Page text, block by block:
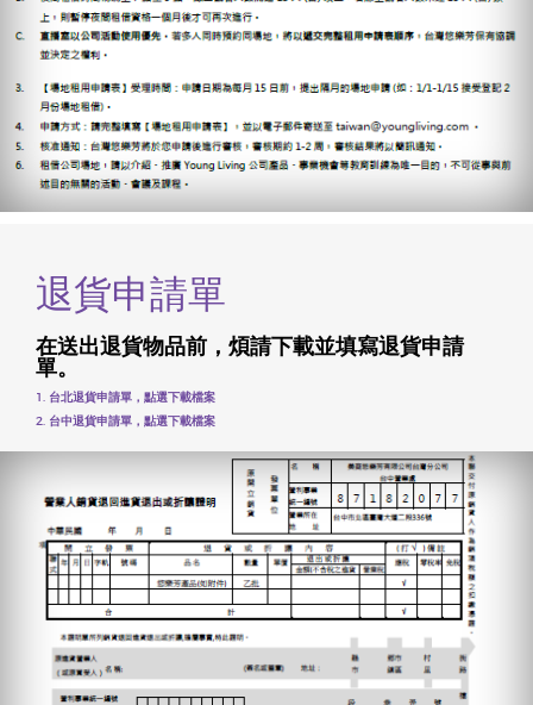
退貨申請單
在送出退貨物品前，煩請下載並填寫退貨申請
單。
1. 台北退貨申請單，點選下載檔案
2. 台中退貨申請單，點選下載檔案